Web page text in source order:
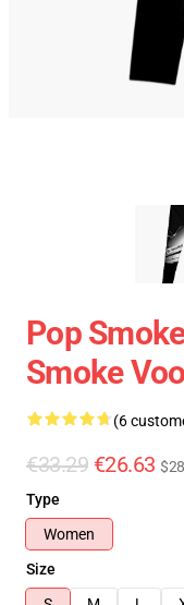
Pop
Smoke
(6
€33.29 €26.63
Type
Women
Size